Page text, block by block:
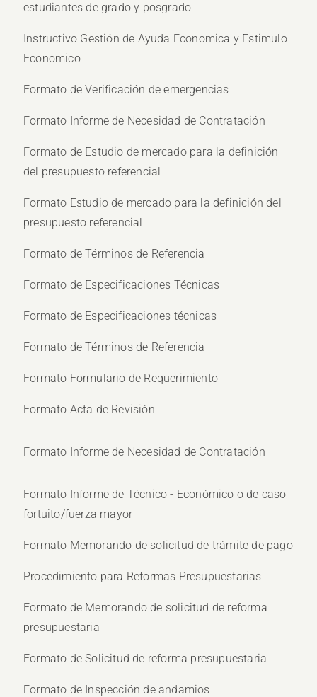
estudiantes de grado y posgrado
Instructivo Gestión de Ayuda Economica y Estimulo
Economico
Formato de Verificación de emergencias
Formato Informe de Necesidad de Contratación
Formato de Estudio de mercado para la definición
del presupuesto referencial
Formato Estudio de mercado para la definición del
presupuesto referencial
Formato de Términos de Referencia
Formato de Especificaciones Técnicas
Formato de Especificaciones técnicas
Formato de Términos de Referencia
Formato Formulario de Requerimiento
Formato Acta de Revisión
Formato Informe de Necesidad de Contratación
Formato Informe de Técnico - Económico o de caso
fortuito/fuerza mayor
Formato Memorando de solicitud de trámite de pago
Procedimiento para Reformas Presupuestarias
Formato de Memorando de solicitud de reforma
presupuestaria
Formato de Solicitud de reforma presupuestaria
Formato de Inspección de andamios